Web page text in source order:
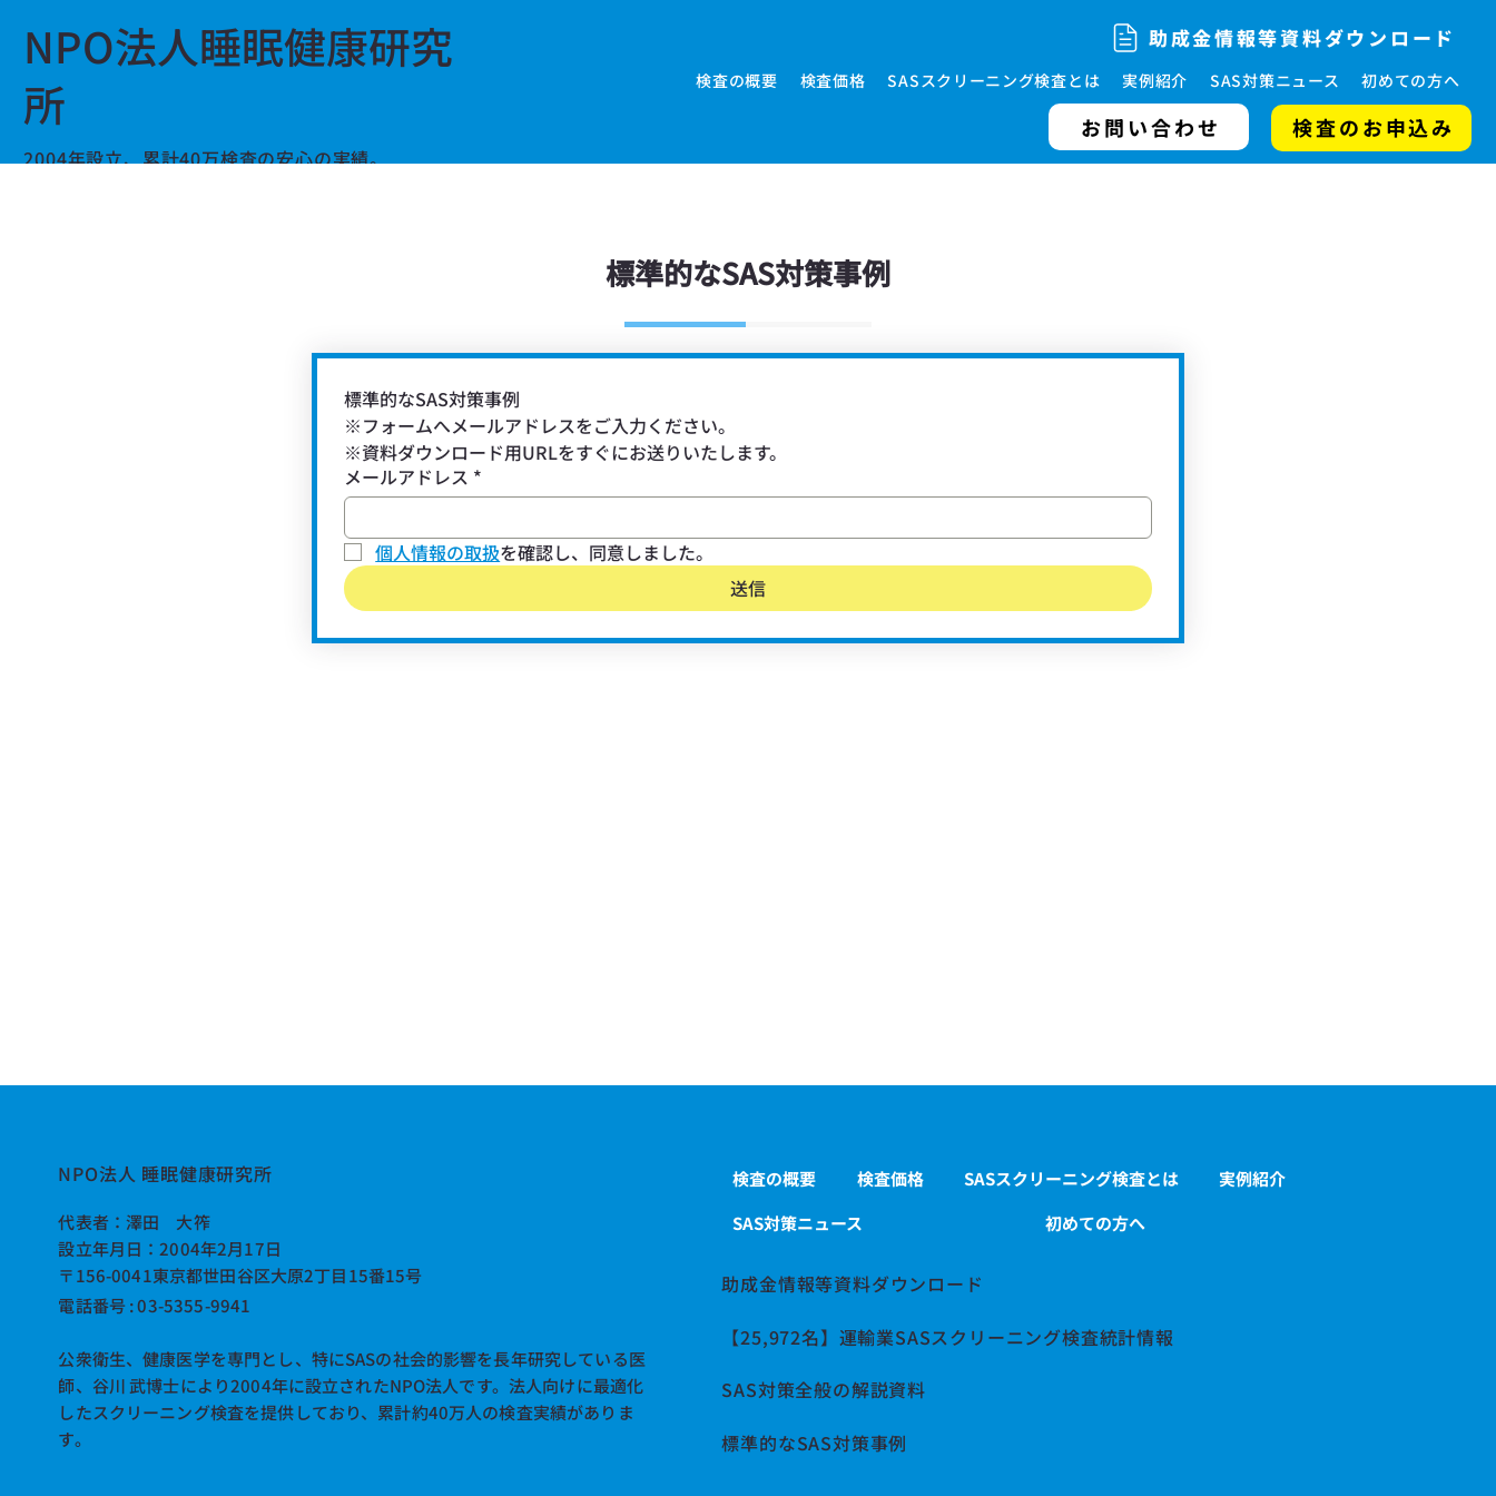
NPO法人睡眠健康研究
所
2004年設立、累計40万検査の安心の実績。
助成金情報等資料ダウンロード
検査の概要 検査価格 SASスクリーニング検査とは 実例紹介 SAS対策ニュース 初めての方へ
お問い合わせ 検査のお申込み
標準的なSAS対策事例
標準的なSAS対策事例
※フォームへメールアドレスをご入力ください。
※資料ダウンロード用URLをすぐにお送りいたします。
メールアドレス *
個人情報の取扱を確認し、同意しました。
送信
NPO法人 睡眠健康研究所
​代表者：澤田 大筰
設立年月日：2004年2月17日
〒156-0041東京都世田谷区大原2丁目15番15号
電話番号 : 03-5355-9941
公衆衛生、健康医学を専門とし、特にSASの社会的影響を長年研究している医
師、谷川 武博士により2004年に設立されたNPO法人です。法人向けに最適化
したスクリーニング検査を提供しており、累計約40万人の検査実績がありま
す。
検査の概要 検査価格 SASスクリーニング検査とは
実例紹介
SAS対策ニュース
初めての方へ
助成金情報等資料ダウンロード
【25,972名】運輸業SASスクリーニング検査統計情報
SAS対策全般の解説資料
標準的なSAS対策事例